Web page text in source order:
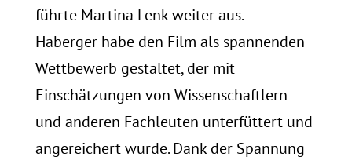
führte Martina Lenk weiter aus.
Haberger habe den Film als spannenden
Wettbewerb gestaltet, der mit
Einschätzungen von Wissenschaftlern
und anderen Fachleuten unterfüttert und
angereichert wurde. Dank der Spannung